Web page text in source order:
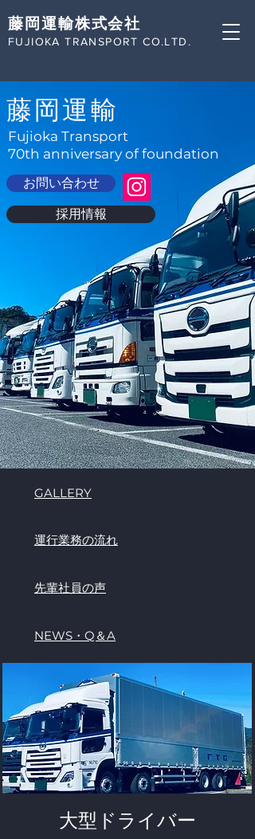
​藤岡運輸株式会社
FUJIOKA TRANSPORT CO.LTD.
藤岡運輸
Fujioka Transport
70th anniversary of foundation
お問い合わせ
採用情報
GALLERY
運行業務の流れ
先輩社員の声
NEWS・​Q＆A
大型ドライバー